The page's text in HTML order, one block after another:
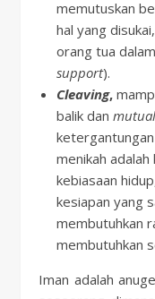
memutuskan
hal yang
orang tua
support).
Cleaving,
balik dan
menikah adalah
kebiasaan
kesiapan yang
membutuhkan
membutuhkan
Iman adalah